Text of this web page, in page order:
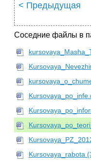
< Предыдущая
Соседние файлы в
Kursovaya_rabota